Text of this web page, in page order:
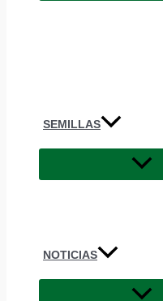
SEMILLAS
NOTICIAS